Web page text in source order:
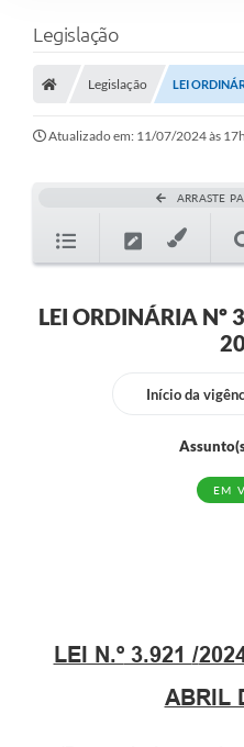
Legislação
Legislação LEI
Atualizado em: 11/07/2024 às
ARRASTE
LEI ORDINÁRIA Nº
Início da
EM
LEI N.º3.921 /
ABRIL